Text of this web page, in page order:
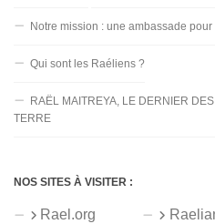
Notre mission : une ambassade
Qui sont les Raéliens ?
RAËL MAITREYA, LE DERNIER
TERRE
NOS SITES À VISITER :
Rael.org